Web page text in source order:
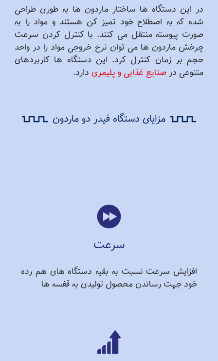
در این دستگاه ها ساختار ماردون ها به طوری طراحی
شده که به اصطلاح خود تمیز کن هستند و مواد را به
صورت پیوسته منتقل می کنند. با کنترل کردن سرعت
چرخش ماردون ها می توان نرخ خروجی مواد را در واحد
حجم بر زمان کنترل کرد. این دستگاه ها کاربردهای
متنوعی درصنایع غذایی و پلیمری دارد.
مزایای دستگاه فیدر دو ماردون
سرعت
افزایش سرعت نسبت به بقیه دستگاه های هم رده
خود جهت رساندن محصول تولیدی به قفسه ها